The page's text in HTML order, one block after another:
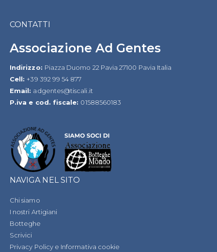
CONTATTI
Associazione Ad Gentes
Indirizzo: Piazza Duomo 22 Pavia 27100 Pavia Italia
Cell:+39 392 99 54 877
Email: adgentes@tiscali.it
P.iva e cod. fiscale: 01588560183
NAVIGA NEL SITO
Chi siamo
I nostri Artigiani
Botteghe
Scrivici
Privacy Policy e Informativa cookie